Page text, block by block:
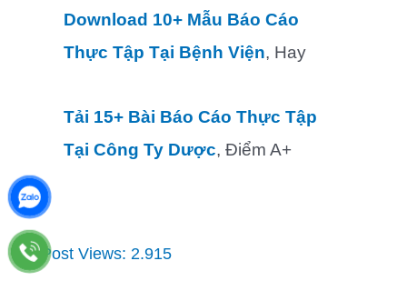
Download 10+ Mẫu Báo Cáo
Thực Tập Tại Bệnh Viện, Hay
Tải 15+ Bài Báo Cáo Thực Tập
Tại Công Ty Dược, Điểm A+
Post Views: 2.915